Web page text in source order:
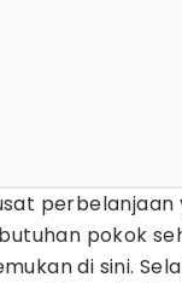
perbelanjaan
pokok
di sini.